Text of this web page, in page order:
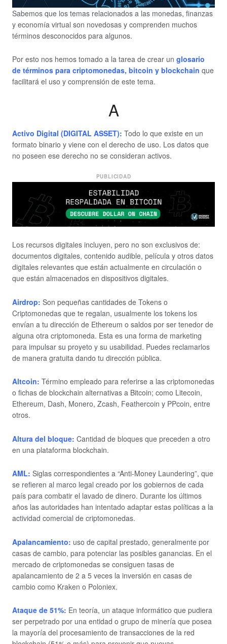
Sabemos que los temas relacionados a las monedas, finanzas
y economía virtual son novedosas y comprenden muchos
términos desconocidos para algunos.
Por esto nos hemos tomado a la tarea de crear un glosario
de términos para criptomonedas, bitcoin y blockchain que
facilitará el uso y comprensión de este tema.
A
Activo Digital (DIGITAL ASSET): Todo lo que existe en un
formato binario y viene con el derecho de uso. Los datos que
no poseen ese derecho no se consideran activos.
PUBLICIDAD
Los recursos digitales incluyen, pero no son exclusivos de:
documentos digitales, contenido audible, película y otros datos
digitales relevantes que están actualmente en circulación o
que están almacenados en dispositivos digitales.
Airdrop: Son pequeñas cantidades de Tokens o
Criptomonedas que te regalan, usualmente los tokens los
envían a tu dirección de Ethereum o saldos por ser tenedor de
alguna otra criptomoneda. Esta es una forma de marketing
para impulsar su proyeto y su usabilidad. Puedes reclamarlos
de manera gratuita dando tu dirección pública.
Altcoin: Término empleado para referirse a las criptomonedas
o fichas de blockchain alternativas a Bitcoin; como Litecoin,
Ethereum, Dash, Monero, Zcash, Feathercoin y PPcoin, entre
otros.
Altura del bloque: Cantidad de bloques que preceden a otro
en una plataforma blockchain.
AML: Siglas correspondientes a “Anti-Money Laundering”, que
se refieren al marco legal creado por los gobiernos de cada
país para combatir el lavado de dinero. Durante los últimos
años las autoridades han intentado adaptar estas políticas a la
actividad comercial de criptomonedas.
Apalancamiento: uso de capital prestado, generalmente por
casas de cambio, para potenciar las posibles ganancias. En el
mercado de criptomonedas se consiguen tasas de
apalancamiento de 2 a 5 veces la inversión en casas de
cambio como Kraken o Poloniex.
Ataque de 51%: En teoría, un ataque informático que pudiera
ser perpetrado por una entidad o grupo de minería que posea
la mayoría del procesamiento de transacciones de la red